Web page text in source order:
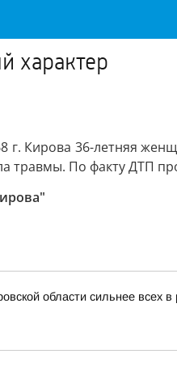
характер
г. Кирова 36-летняя
травмы. По факту ДТП
области сильнее